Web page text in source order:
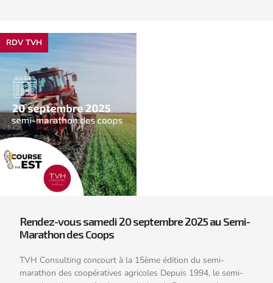
RDV TVH
Rendez-vous samedi 20 septembre 2025 au Semi-
Marathon des Coops
TVH Consulting concourt à la 15ème édition du semi-
marathon des coopératives agricoles Depuis 1994, le semi-